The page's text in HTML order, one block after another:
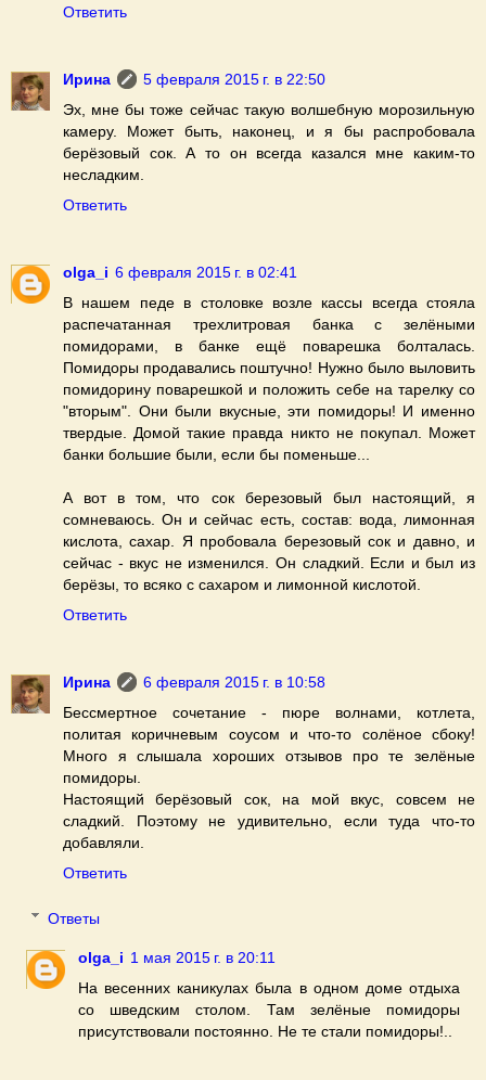
Ответить
Ирина
5 февраля 2015 г. в 22:50
Эх, мне бы тоже сейчас такую волшебную морозильную
камеру. Может быть, наконец, и я бы распробовала
берёзовый сок. А то он всегда казался мне каким-то
несладким.
Ответить
olga_i 6 февраля 2015 г. в 02:41
В нашем педе в столовке возле кассы всегда стояла
распечатанная трехлитровая банка с зелёными
помидорами, в банке ещё поварешка болталась.
Помидоры продавались поштучно! Нужно было выловить
помидорину поварешкой и положить себе на тарелку со
"вторым". Они были вкусные, эти помидоры! И именно
твердые. Домой такие правда никто не покупал. Может
банки большие были, если бы поменьше...
А вот в том, что сок березовый был настоящий, я
сомневаюсь. Он и сейчас есть, состав: вода, лимонная
кислота, сахар. Я пробовала березовый сок и давно, и
сейчас - вкус не изменился. Он сладкий. Если и был из
берёзы, то всяко с сахаром и лимонной кислотой.
Ответить
Ирина
6 февраля 2015 г. в 10:58
Бессмертное сочетание - пюре волнами, котлета,
политая коричневым соусом и что-то солёное сбоку!
Много я слышала хороших отзывов про те зелёные
помидоры.
Настоящий берёзовый сок, на мой вкус, совсем не
сладкий. Поэтому не удивительно, если туда что-то
добавляли.
Ответить
Ответы
olga_i 1 мая 2015 г. в 20:11
На весенних каникулах была в одном доме отдыха
со шведским столом. Там зелёные помидоры
присутствовали постоянно. Не те стали помидоры!..